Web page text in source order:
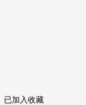
已加入收藏